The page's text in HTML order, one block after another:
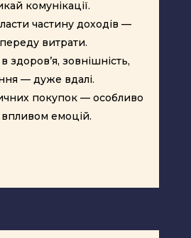
комунікації.
частину доходів —
витрати.
в здоров’я, зовнішність,
— дуже вдалі.
покупок — особливо
впливом емоцій.